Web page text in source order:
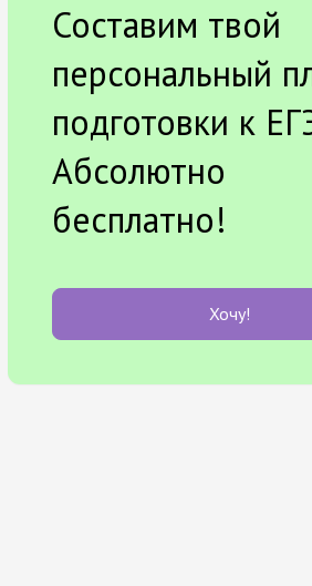
Составим твой
персональный
подготовки к
Абсолютно
бесплатно!
Хочу!